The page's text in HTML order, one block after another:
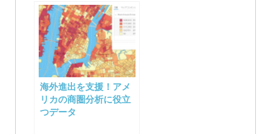
海外進出を支援！アメ
リカの商圏分析に役立
つデータ